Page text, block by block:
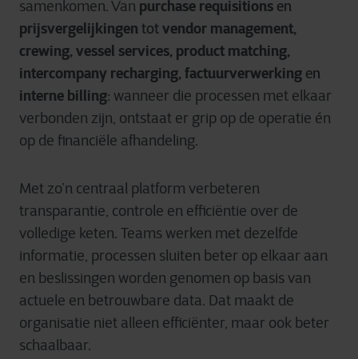
samenkomen. Van purchase requisitions en
prijsvergelijkingentotvendor management,
crewing, vessel services, product matching,
intercompany recharging, factuurverwerking en
interne billing: wanneer die processen met elkaar
verbonden zijn, ontstaat er grip op de operatie én
op de financiële afhandeling.
Met zo’n centraal platform verbeteren
transparantie, controle en efficiëntie over de
volledige keten. Teams werken met dezelfde
informatie, processen sluiten beter op elkaar aan
en beslissingen worden genomen op basis van
actuele en betrouwbare data. Dat maakt de
organisatie niet alleen efficiënter, maar ook beter
schaalbaar.